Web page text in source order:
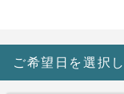
ご希望日を選択